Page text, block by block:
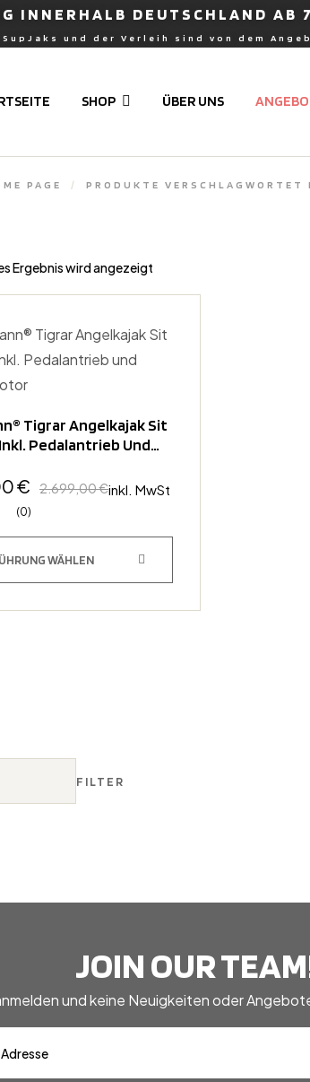
INNERHALB DEUTSCHLAND
SupJaks und der Verleih sind von dem
SHOP ÜBER UNS
PAGE / PRODUKTE VERSCHLAGWORTET
Ergebnis wird angezeigt
Tigrar Angelkajak Sit
Pedalantrieb Und
2.699,00€
€ inkl. MwSt
(0)
WÄHLEN
FILTER
JOIN OUR
und keine Neuigkeiten oder